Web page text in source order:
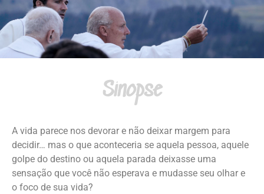
Sinopse
A vida parece nos devorar e não deixar margem para
decidir… mas o que aconteceria se aquela pessoa, aquele
golpe do destino ou aquela parada deixasse uma
sensação que você não esperava e mudasse seu olhar e
o foco de sua vida?